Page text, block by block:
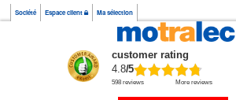
Société Espace client Ma sélection
customer rating
4.8/5
598 reviews More reviews